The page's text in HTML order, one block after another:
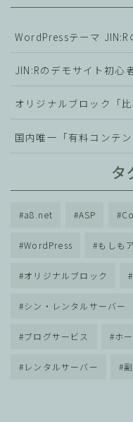
WordPressテーマ JIN:R
JIN:Rのデモサイト初心
オリジナルブロック「
国内唯一「有料コンテ
タ
a8.net ASP
WordPress もしも
オリジナルブロック
シン・レンタルサーバー
ブログサービス ホ
レンタルサーバー